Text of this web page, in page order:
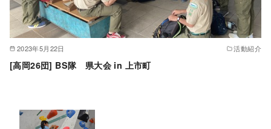
2023年5月22日 活動紹介
[高岡26団] BS隊 県大会 in 上市町